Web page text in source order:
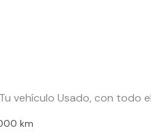
Tu vehículo Usado, con
km